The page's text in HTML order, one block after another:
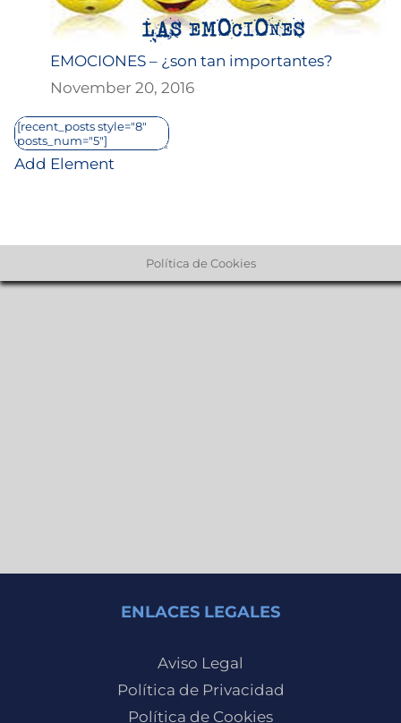
EMOCIONES – ¿son tan importantes?
November 20, 2016
Add Element
ENLACES LEGALES
Aviso Legal
Política de Privacidad
Política de Cookies
Política de Cookies